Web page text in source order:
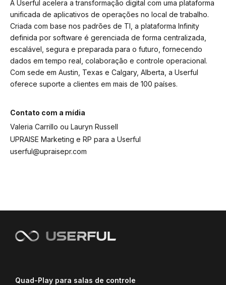
A Userful acelera a transformação digital com uma plataforma
unificada de aplicativos de operações no local de trabalho.
Criada com base nos padrões de TI, a plataforma Infinity
definida por software é gerenciada de forma centralizada,
escalável, segura e preparada para o futuro, fornecendo
dados em tempo real, colaboração e controle operacional.
Com sede em Austin, Texas e Calgary, Alberta, a Userful
oferece suporte a clientes em mais de 100 países.
Contato com a mídia
Valeria Carrillo ou Lauryn Russell
UPRAISE Marketing e RP para a Userful
userful@upraisepr.com
Quad-Play para salas de controle